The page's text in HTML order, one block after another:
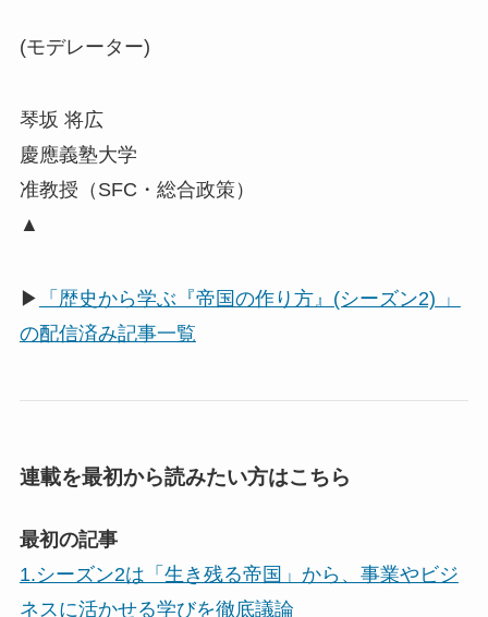
(モデレーター)
琴坂 将広
慶應義塾大学
准教授（SFC・総合政策）
▲
▶
「歴史から学ぶ『帝国の作り方』(シーズン2) 」
の配信済み記事一覧
連載を最初から読みたい方はこちら
最初の記事
1.シーズン2は「生き残る帝国」から、事業やビジ
ネスに活かせる学びを徹底議論